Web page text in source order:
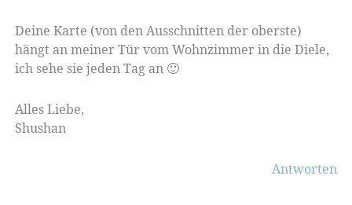
Deine Karte (von den Ausschnitten der oberste)
hängt an meiner Tür vom Wohnzimmer in die Diele,
ich sehe sie jeden Tag an 🙂
Alles Liebe,
Shushan
Antworten